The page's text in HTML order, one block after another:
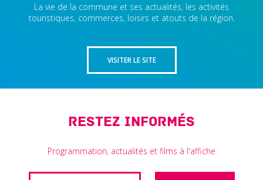
La vie de la commune et ses actualités, les activités
touristiques, commerces, loisirs et atouts de la région.
VISITER LE SITE
Restez informés
Programmation, actualités et films à l'affiche